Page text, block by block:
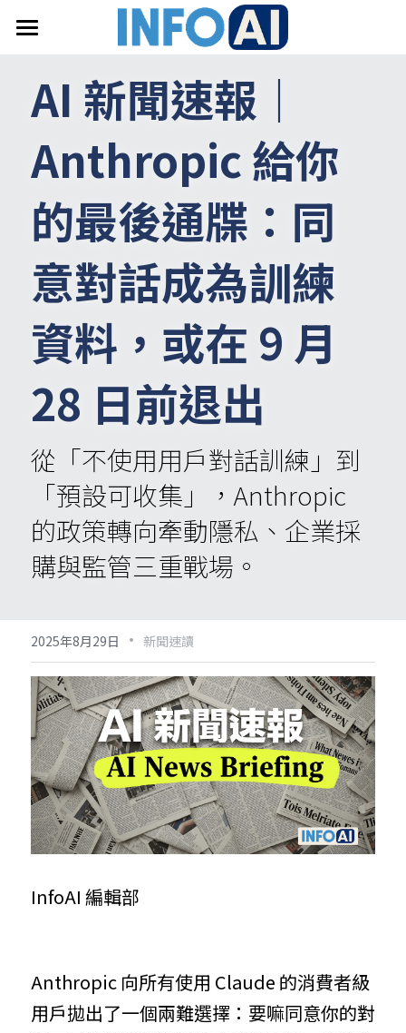
關於InfoAI
訂閱電子報
搜索
email聯絡
AI 新聞速報｜
Anthropic 給你
的最後通牒：同
意對話成為訓練
資料，或在 9 月
28 日前退出
從「不使用用戶對話訓練」到
「預設可收集」，Anthropic
的政策轉向牽動隱私、企業採
購與監管三重戰場。
2025年8月29日 · 新聞速讀
InfoAI 編輯部
Anthropic 向所有使用 Claude 的消費者級
用戶拋出了一個兩難選擇：要嘛同意你的對